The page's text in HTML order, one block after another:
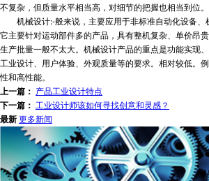
不复杂，但质量水平相当高，对细节的把握也相当到位。
机械设计:-般来说，主要应用于非标准自动化设备、
它主要针对运动部件多的产品，具有整机复杂、单价昂
生产批量一般不太大。机械设计产品的重点是功能实现
工业设计、用户体验、外观质量等的要求。相对较低。
性和高性能。
上一篇： 产品工业设计特点
下一篇： 工业设计师该如何寻找创意和灵感？
最新更多新闻